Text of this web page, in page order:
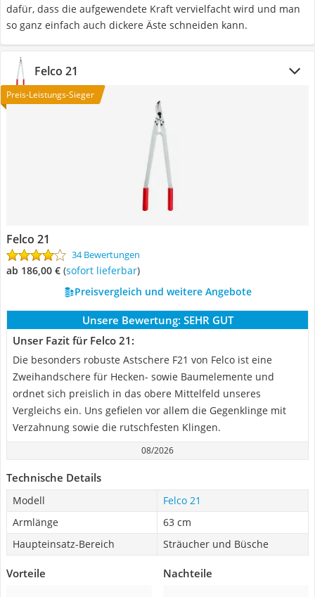
dafür, dass die aufgewendete Kraft vervielfacht wird und man
so ganz einfach auch dickere Äste schneiden kann.
Felco 21
Preis-Leistungs-Sieger
Felco 21
34 Bewertungen
ab 186,00 € ( Sofort lieferbar)
Preisvergleich und weitere Angebote
Unsere Bewertung: SEHR GUT
Unser Fazit für Felco 21:
Die besonders robuste Astschere F21 von Felco ist eine
Zweihandschere für Hecken- sowie Baumelemente und
ordnet sich preislich in das obere Mittelfeld unseres
Vergleichs ein. Uns gefielen vor allem die Gegenklinge mit
Verzahnung sowie die rutschfesten Klingen.
08/2026
Technische Details
Modell
Felco 21
Armlänge
63 cm
Haupteinsatz-Bereich
Sträucher und Büsche
Vorteile Nachteile